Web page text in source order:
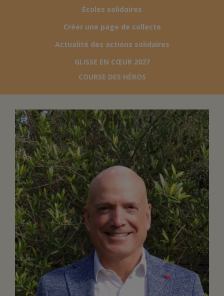
FAIRE UN DON
ESPACE PRESSE
JE DEVIENS
BÉNÉVOLE
DEVENIR
UN PETIT PRINCE
Écoles solidaires
Créer une page de collecte
Actualité des actions solidaires
GLISSE EN CŒUR 2027
COURSE DES HÉROS